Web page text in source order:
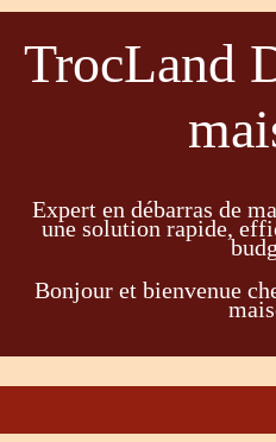
TrocLand
Expert en débarras de
une solution rapide,
Bonjour et bienvenue